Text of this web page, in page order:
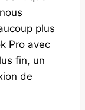
plus
Pro avec
fin, un
de